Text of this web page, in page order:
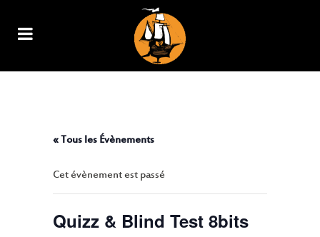
« Tous les Évènements
Cet évènement est passé
Quizz & Blind Test 8bits